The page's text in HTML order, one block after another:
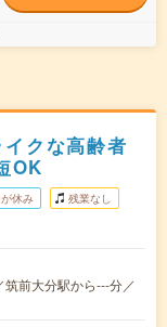
イクな高齢者
OK
休み 残業なし
前大分駅から---分／